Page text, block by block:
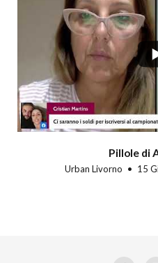
Pillole di
Urban Livorno 15